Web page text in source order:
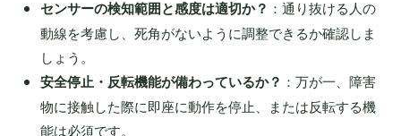
センサーの検知範囲と感度は適切か？ ：通り抜ける人の
動線を考慮し、死角がないように調整できるか確認しま
しょう。
安全停止・反転機能が備わっているか？ ：万が一、障害
物に接触した際に即座に動作を停止、または反転する機
能は必須です。